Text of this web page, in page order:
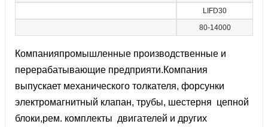
LIFD30
80-14000
Компанияпромышленные производственные и
перерабатывающие предприяти.Компания
выпускает механического толкателя, форсунки
электромагнитный клапан, трубы, шестерня цепной
блоки,рем. комплекты двигателей и других